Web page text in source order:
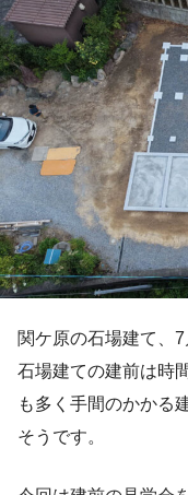
関ケ原の石場建て、
石場建ての建前は時
も多く手間のかかる
そうです。